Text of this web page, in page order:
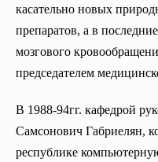
Кафедра
Кафедра гематологии
Пропедевтика
касательно новых
препаратов, а в
мозгового
председателем
В 1988-94гг. кафедрой
Самсонович Габриелян,
республике